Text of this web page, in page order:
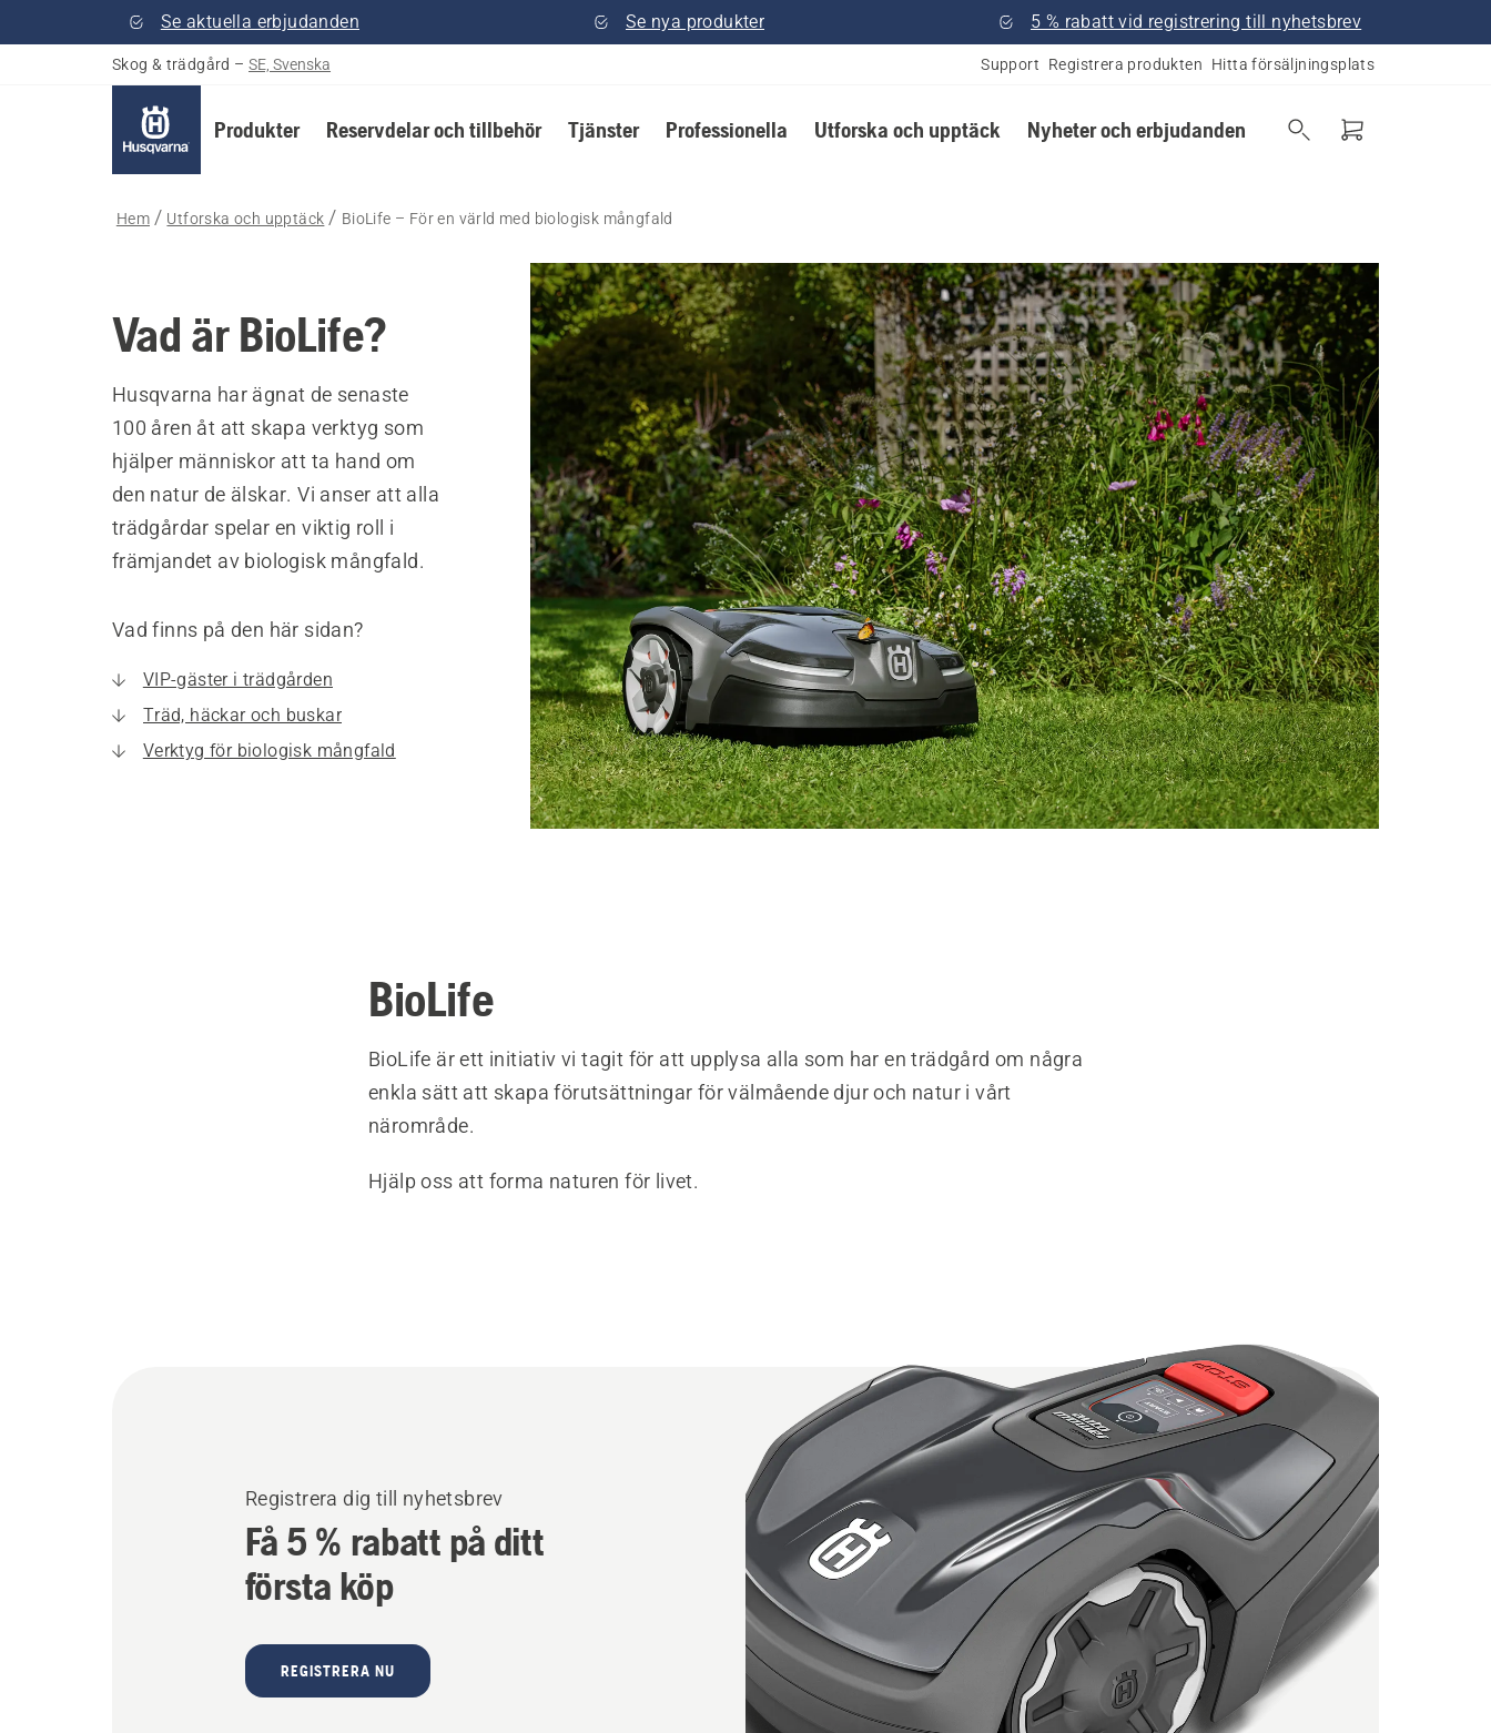
Se aktuella erbjudanden Se nya produkter 5 % rabatt vid registrering till nyhetsbrev
Skog & trädgård – SE, Svenska Support Registrera produkten Hitta försäljningsplats
Produkter Reservdelar och tillbehör Tjänster Professionella Utforska och upptäck Nyheter och erbjudanden
Hem Utforska och upptäck BioLife – För en värld med biologisk mångfald
Vad är BioLife?
Husqvarna har ägnat de senaste
100 åren åt att skapa verktyg som
hjälper människor att ta hand om
den natur de älskar. Vi anser att alla
trädgårdar spelar en viktig roll i
främjandet av biologisk mångfald.
Vad finns på den här sidan?
VIP-gäster i trädgården
Träd, häckar och buskar
Verktyg för biologisk mångfald
BioLife
BioLife är ett initiativ vi tagit för att upplysa alla som har en trädgård om några
enkla sätt att skapa förutsättningar för välmående djur och natur i vårt
närområde.
Hjälp oss att forma naturen för livet.
Registrera dig till nyhetsbrev
Få 5 % rabatt på ditt
första köp
REGISTRERA NU